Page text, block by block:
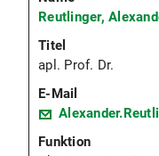
Reutlinger,
apl. Prof. Dr.